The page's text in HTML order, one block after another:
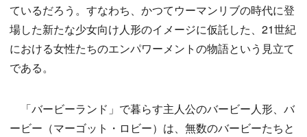
ているだろう。すなわち、かつてウーマンリブの時代に登
場した新たな少女向け人形のイメージに仮託した、21世紀
における女性たちのエンパワーメントの物語という見立て
である。
「バービーランド」で暮らす主人公のバービー人形、バ
ービー（マーゴット・ロビー）は、無数のバービーたちと